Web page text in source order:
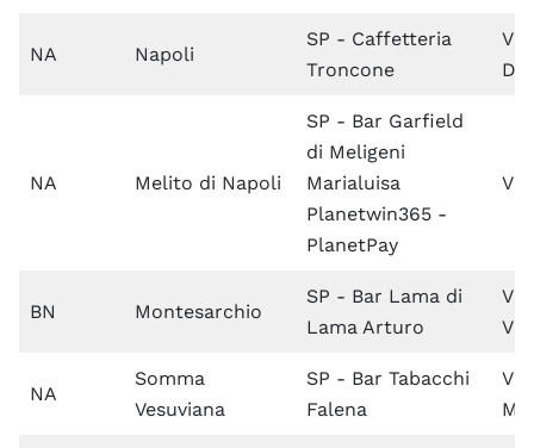
NA Napoli
SP - Caffetteria
Troncone
NA Melito di Napoli
SP - Bar Garfield
di Meligeni
Marialuisa
Planetwin365 -
PlanetPay
BN Montesarchio
SP - Bar Lama di
Lama Arturo
Via
NA
Somma
Vesuviana
SP - Bar Tabacchi
Falena
Via